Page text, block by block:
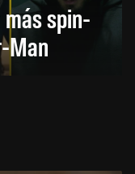
más spin-
Man